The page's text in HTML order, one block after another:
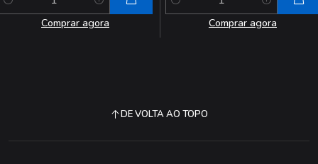
Comprar agora
Quantidade
Comprar agora
DE VOLTA AO TOPO